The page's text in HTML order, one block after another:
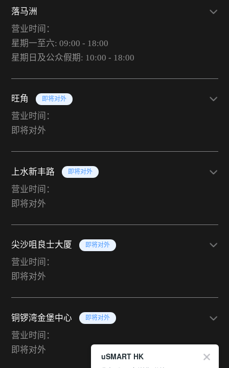
落马洲
营业时间：
星期一至六: 09:00 - 18:00
星期日及公众假期: 10:00 - 18:00
旺角 即将对外
营业时间：
即将对外
上水新丰路 即将对外
营业时间：
即将对外
尖沙咀良士大厦 即将对外
营业时间：
即将对外
铜锣湾金堡中心 即将对外
营业时间：
即将对外
uSMART HK